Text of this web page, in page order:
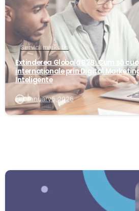
Servicii marketing
Extinderea Globală B2B: Cum să
internaționale prin Digital
Inteligente
January 5, 2026